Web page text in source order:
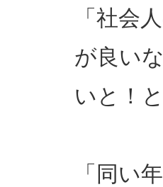
「社会
が良い
いと！
「同い